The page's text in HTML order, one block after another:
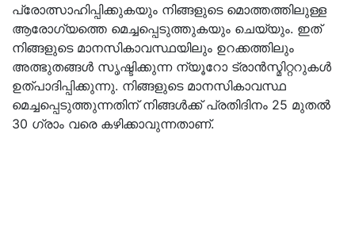
പ്രോത്സാഹിപ്പിക്കുകയും നിങ്ങളുടെ മൊത്തത്തിലുള്ള
ആരോഗ്യത്തെ മെച്ചപ്പെടുത്തുകയും ചെയ്യും. ഇത്
നിങ്ങളുടെ മാനസികാവസ്ഥയിലും ഉറക്കത്തിലും
അത്ഭുതങ്ങൾ സൃഷ്ടിക്കുന്ന ന്യൂറോ ട്രാൻസ്മിറ്ററുകൾ
ഉത്പാദിപ്പിക്കുന്നു. നിങ്ങളുടെ മാനസികാവസ്ഥ
മെച്ചപ്പെടുത്തുന്നതിന് നിങ്ങൾക്ക് പ്രതിദിനം 25 മുതൽ
30 ഗ്രാം വരെ കഴിക്കാവുന്നതാണ്.